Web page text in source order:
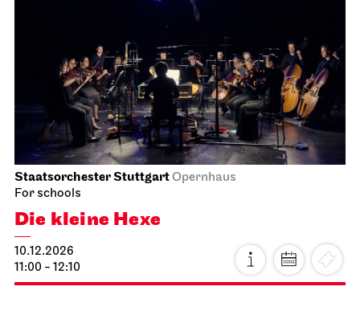
Open Sing-Along at the JOiN
08.12.2026
18:00 - 19:30
Thu, 10.12.2026